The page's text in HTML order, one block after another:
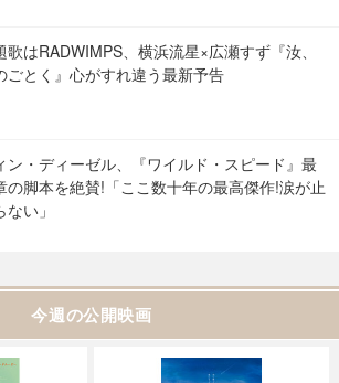
歌はRADWIMPS、横浜流星×広瀬すず『汝、
ごとく』心がすれ違う最新予告
ン・ディーゼル、『ワイルド・スピード』最
の脚本を絶賛!「ここ数十年の最高傑作!涙が止
ない」
今週の公開映画